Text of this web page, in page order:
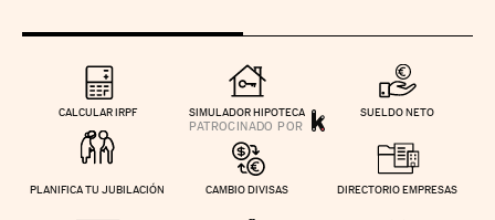
CALCULAR IRPF SIMULADOR HIPOTECA SUELDO NETO
PLANIFICA TU JUBILACIÓN CAMBIO DIVISAS DIRECTORIO EMPRESAS